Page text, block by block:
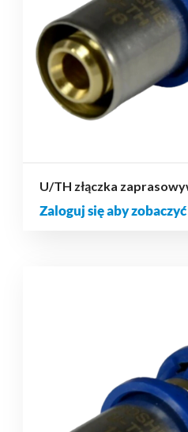
U/TH złączka
Zaloguj się aby